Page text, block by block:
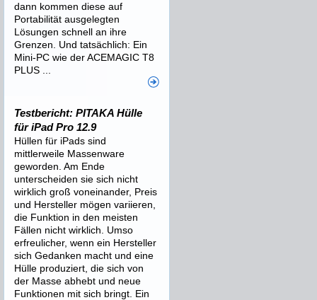
dann kommen diese auf
Portabilität ausgelegten
Lösungen schnell an ihre
Grenzen. Und tatsächlich: Ein
Mini-PC wie der ACEMAGIC T8
PLUS ...
Testbericht: PITAKA Hülle
für iPad Pro 12.9
Hüllen für iPads sind
mittlerweile Massenware
geworden. Am Ende
unterscheiden sie sich nicht
wirklich groß voneinander, Preis
und Hersteller mögen variieren,
die Funktion in den meisten
Fällen nicht wirklich. Umso
erfreulicher, wenn ein Hersteller
sich Gedanken macht und eine
Hülle produziert, die sich von
der Masse abhebt und neue
Funktionen mit sich bringt. Ein